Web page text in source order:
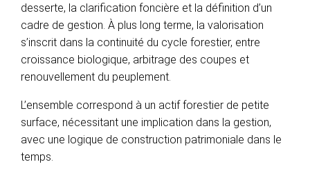
desserte, la clarification foncière et la définition d’un
cadre de gestion. À plus long terme, la valorisation
s’inscrit dans la continuité du cycle forestier, entre
croissance biologique, arbitrage des coupes et
renouvellement du peuplement.
L’ensemble correspond à un actif forestier de petite
surface, nécessitant une implication dans la gestion,
avec une logique de construction patrimoniale dans le
temps.